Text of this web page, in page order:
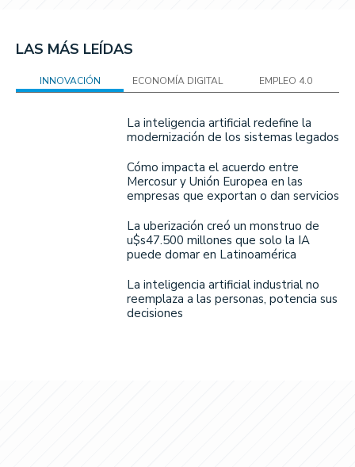
LAS MÁS LEÍDAS
INNOVACIÓN ECONOMÍA DIGITAL EMPLEO 4.0
La inteligencia artificial redefine la
modernización de los sistemas legados
Cómo impacta el acuerdo entre
Mercosur y Unión Europea en las
empresas que exportan o dan servicios
La uberización creó un monstruo de
u$s47.500 millones que solo la IA
puede domar en Latinoamérica
La inteligencia artificial industrial no
reemplaza a las personas, potencia sus
decisiones